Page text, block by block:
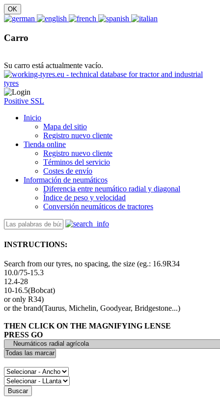
Carro
Su carro está actualmente vacío.
Positive SSL
Inicio
Mapa del sitio
Registro nuevo cliente
Tienda online
Registro nuevo cliente
Términos del servicio
Costes de envío
Información de neumáticos
Diferencia entre neumático radial y diagonal
Índice de peso y velocidad
Conversión neumáticos de tractores
INSTRUCTIONS:
Search from our tyres, no spacing, the size (eg.: 16.9R34
10.0/75-15.3
12.4-28
10-16.5(Bobcat)
or only R34)
or the brand(Taurus, Michelin, Goodyear, Bridgestone...)
THEN CLICK ON THE MAGNIFYING LENSE
PRESS GO